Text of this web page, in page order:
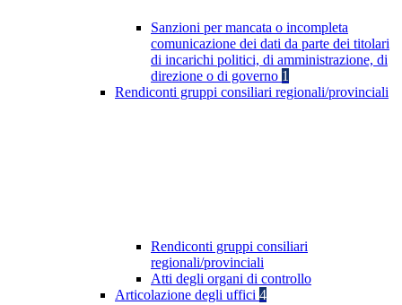
Sanzioni per mancata o incompleta
comunicazione dei dati da parte dei titolari
di incarichi politici, di amministrazione, di
direzione o di governo 1
Rendiconti gruppi consiliari regionali/provinciali
Rendiconti gruppi consiliari
regionali/provinciali
Atti degli organi di controllo
Articolazione degli uffici 4